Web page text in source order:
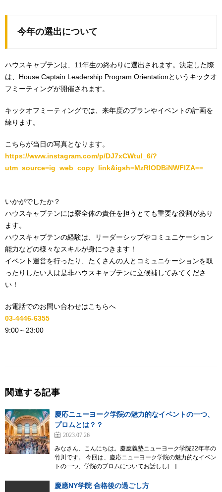
今年の選出について
ハウスキャプテンは、11年生の終わりに選出されます。決定した際
は、House Captain Leadership Program Orientationというキックオ
フミーティングが開催されます。
キックオフミーティングでは、来年度のプランやイベントの計画を
練ります。
こちらが当日の写真となります。
https://www.instagram.com/p/DJ7xCWtul_6/?
utm_source=ig_web_copy_link&igsh=MzRlODBiNWFlZA==
いかがでしたか？
ハウスキャプテンには寮全体の責任を担うとても重要な役割があり
ます。
ハウスキャプテンの経験は、リーダーシップやコミュニケーション
能力などの様々なスキルが身につきます！
イベント運営を行ったり、たくさんの人とコミュニケーションを取
ったりしたい人は是非ハウスキャプテンに立候補してみてくださ
い！
お電話でのお問い合わせはこちらへ
03-4446-6355
9:00～ 23:00
関連する記事
慶応ニューヨーク学院の魅力的なイベントの一つ、
プロムとは？？
2023.07.26
みなさん、こんにちは。慶應義塾ニューヨーク学院22年卒の
竹川です。 今回は、慶応ニューヨーク学院の魅力的なイベン
トの一つ、学院のプロムについてお話しし[…]
慶應NY学院 合格後の過ごし方